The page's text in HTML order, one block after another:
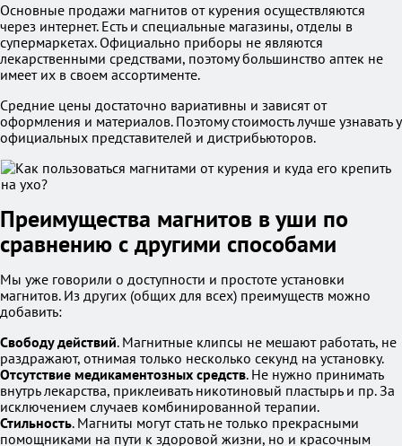
Основные продажи магнитов от курения осуществляются
через интернет. Есть и специальные магазины, отделы в
супермаркетах. Официально приборы не являются
лекарственными средствами, поэтому большинство аптек не
имеет их в своем ассортименте.
Средние цены достаточно вариативны и зависят от
оформления и материалов. Поэтому стоимость лучше узнавать у
официальных представителей и дистрибьюторов.
Преимущества магнитов в уши по
сравнению с другими способами
Мы уже говорили о доступности и простоте установки
магнитов. Из других (общих для всех) преимуществ можно
добавить:
Свободу действий. Магнитные клипсы не мешают работать, не
раздражают, отнимая только несколько секунд на установку.
Отсутствие медикаментозных средств. Не нужно принимать
внутрь лекарства, приклеивать никотиновый пластырь и пр. За
исключением случаев комбинированной терапии.
Стильность. Магниты могут стать не только прекрасными
помощниками на пути к здоровой жизни, но и красочным